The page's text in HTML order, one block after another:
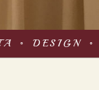
◦ DESIGN